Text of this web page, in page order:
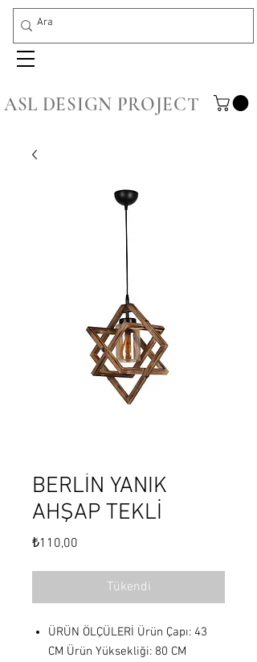
ASL DESIGN PROJECT
BERLİN YANIK
AHŞAP TEKLİ
₺110,00
Tükendi
ÜRÜN ÖLÇÜLERİ Ürün Çapı: 43
CM Ürün Yüksekliği: 80 CM